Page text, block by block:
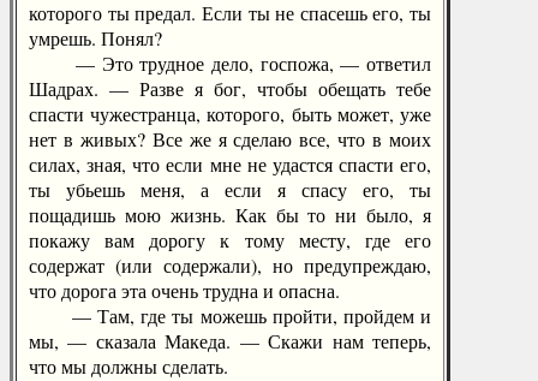
которого ты предал. Если ты не спасешь его, ты
умрешь. Понял?
— Это трудное дело, госпожа, — ответил
Шадрах. — Разве я бог, чтобы обещать тебе
спасти чужестранца, которого, быть может, уже
нет в живых? Все же я сделаю все, что в моих
силах, зная, что если мне не удастся спасти его,
ты убьешь меня, а если я спасу его, ты
пощадишь мою жизнь. Как бы то ни было, я
покажу вам дорогу к тому месту, где его
содержат (или содержали), но предупреждаю,
что дорога эта очень трудна и опасна.
— Там, где ты можешь пройти, пройдем и
мы, — сказала Македа. — Скажи нам теперь,
что мы должны сделать.